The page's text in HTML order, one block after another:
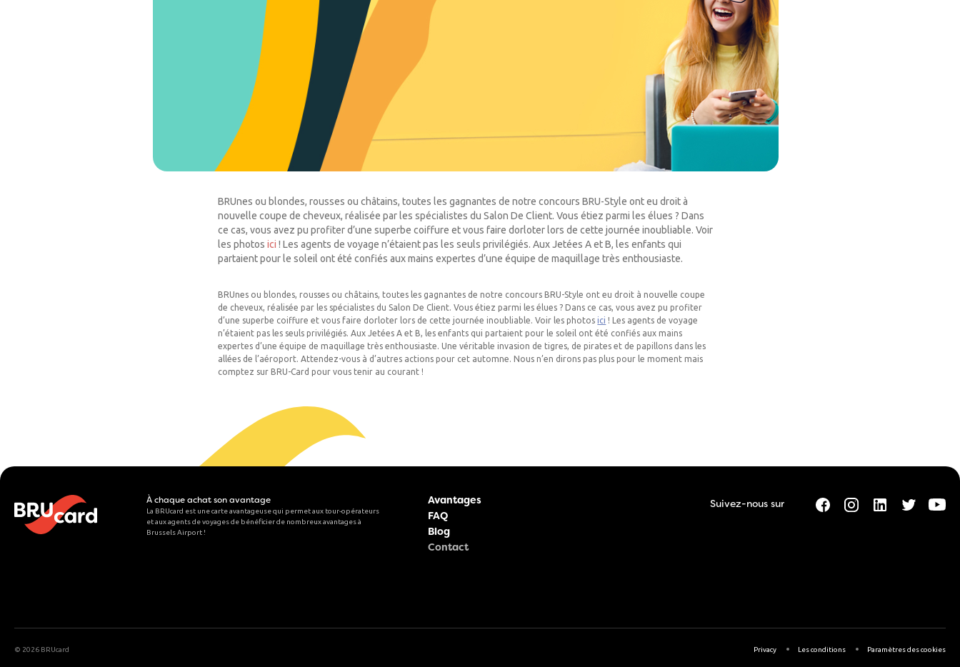
BRUnes ou blondes, rousses ou châtains, toutes les gagnantes de notre concours BRU-Style ont eu droit à
nouvelle coupe de cheveux, réalisée par les spécialistes du Salon De Client. Vous étiez parmi les élues ? Dans
ce cas, vous avez pu profiter d’une superbe coiffure et vous faire dorloter lors de cette journée inoubliable. Voir
les photosici ! Les agents de voyage n’étaient pas les seuls privilégiés. Aux Jetées A et B, les enfants qui
partaient pour le soleil ont été confiés aux mains expertes d’une équipe de maquillage très enthousiaste.
BRUnes ou blondes, rousses ou châtains, toutes les gagnantes de notre concours BRU-Style ont eu droit à nouvelle coupe
de cheveux, réalisée par les spécialistes du Salon De Client. Vous étiez parmi les élues ? Dans ce cas, vous avez pu profiter
d’une superbe coiffure et vous faire dorloter lors de cette journée inoubliable. Voir les photosici ! Les agents de voyage
n’étaient pas les seuls privilégiés. Aux Jetées A et B, les enfants qui partaient pour le soleil ont été confiés aux mains
expertes d’une équipe de maquillage très enthousiaste. Une véritable invasion de tigres, de pirates et de papillons dans les
allées de l’aéroport. Attendez-vous à d’autres actions pour cet automne. Nous n’en dirons pas plus pour le moment mais
comptez sur BRU-Card pour vous tenir au courant !
À chaque achat son avantage
La BRUcard est une carte avantageuse qui permet aux tour-opérateurs
et aux agents de voyages de bénéficier de nombreux avantages à
Brussels Airport!
Avantages
FAQ
Blog
Contact
Suivez-nous sur
© 2026 BRUcard Privacy Les conditions Paramètres des cookies